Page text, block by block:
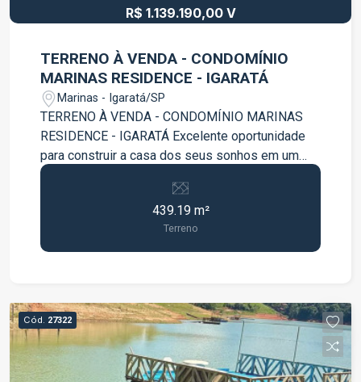
R$ 1.139.190,00 V
TERRENO À VENDA - CONDOMÍNIO
MARINAS RESIDENCE - IGARATÁ
Marinas - Igaratá/SP
TERRENO À VENDA - CONDOMÍNIO MARINAS
RESIDENCE - IGARATÁ Excelente oportunidade
para construir a casa dos seus sonhos em um
dos condomínios mais desejados da região!
Terreno com 439m² Ótima topografia Fácil
acesso à represa Localização privilegiada dentro
do condomínio Ambiente tranquilo e cercado pela
natureza Ideal para lazer, moradia ou
a natureza, proporcionando qualidade de vida
para toda a família. Agende uma visita e venha
conhecer essa excelente oportunidade em
Igaratá!
439.19 m²
Terreno
Cód. 27322